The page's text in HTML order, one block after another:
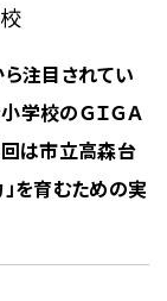
ら注目されてい
学校のＧＩＧＡ
回は市立高森台
を育むための実